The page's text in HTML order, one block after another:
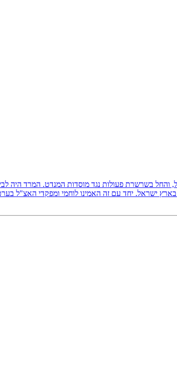
ישראל, והחל בשרשרת פעולות נגד מוסדות המנדט. המרד
ישראל. יחד עם זה האמינו לוחמי ומפקדי האצ"ל